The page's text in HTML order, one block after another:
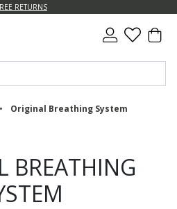
RETURNS
Original Breathing System
BREATHING